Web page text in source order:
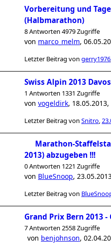
Vorbereitung und
(Halbmarathon)
8 Antworten 4979 Zugriffe
von marco_melm,
Letzter Beitrag von gerry1976
Swiss Alpin 2013 Davos
1 Antworten 1331 Zugriffe
von vogeldirk,
Letzter Beitrag von Snitro,
Marathon-
2013) abzugeben !!!
0 Antworten 1221 Zugriffe
von BlueSnoop,
Letzter Beitrag von
Grand Prix Bern 2013
7 Antworten 2558 Zugriffe
von benjohnson,